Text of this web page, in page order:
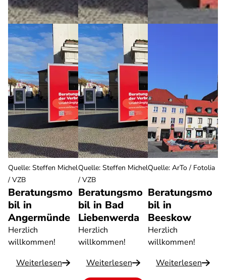
Beratungsmo
bil in
Angermünde
Herzlich
willkommen!
Weiterlesen
Quelle: Steffen Michel
/ VZB
Beratungsmo
bil in Bad
Liebenwerda
Herzlich
willkommen!
Weiterlesen
Quelle: Steffen Michel
/ VZB
Beratungsmo
bil in
Beeskow
Herzlich
willkommen!
Weiterlesen
Quelle:ArTo / Fotolia